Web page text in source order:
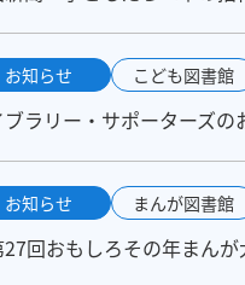
お知らせ こども図書館
ブラリー・サポーターズ
お知らせ まんが図書館
27回おもしろその年まん